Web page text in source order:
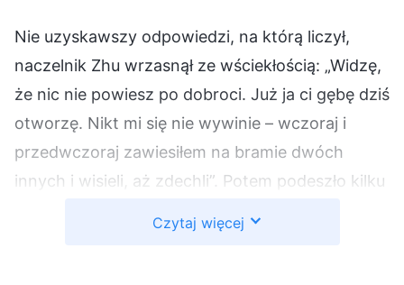
Nie uzyskawszy odpowiedzi, na którą liczył,
naczelnik Zhu wrzasnął ze wściekłością: „Widzę,
że nic nie powiesz po dobroci. Już ja ci gębę dziś
otworzę. Nikt mi się nie wywinie – wczoraj i
przedwczoraj zawiesiłem na bramie dwóch
innych i wisieli, aż zdechli”. Potem podeszło kilku
zawiesiło na żelaznej bramie, tak że nogi zwisały
Czytaj więcej